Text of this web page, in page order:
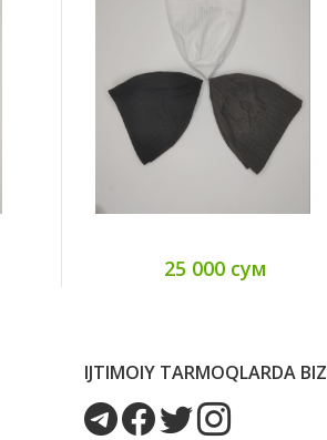
25 000 сум
IJTIMOIY TARMOQLARDA BIZ